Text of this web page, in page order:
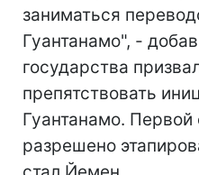
заниматься
Гуантанамо", -
государства
препятствовать
Гуантанамо. Первой
разрешено